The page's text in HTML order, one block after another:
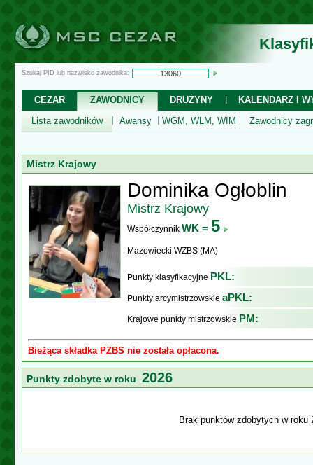
Szukaj PID lub nazwisko zawodnika:
CEZAR ZAWODNICY DRUŻYNY
KALENDARZ I
Lista zawodników
Awansy WGM, WLM, WIM Zawodnicy
Mistrz Krajowy
Dominika Ogłoblin
Mistrz Krajowy
Współczynnik WK = 5
Mazowiecki WZBS (MA)
Punkty klasyfikacyjne PKL:
Punkty arcymistrzowskie aPKL:
Krajowe punkty mistrzowskie PM:
Bieżąca składka PZBS nie została opłacona.
Punkty zdobyte w roku 2026
Brak punktów zdobytych w roku